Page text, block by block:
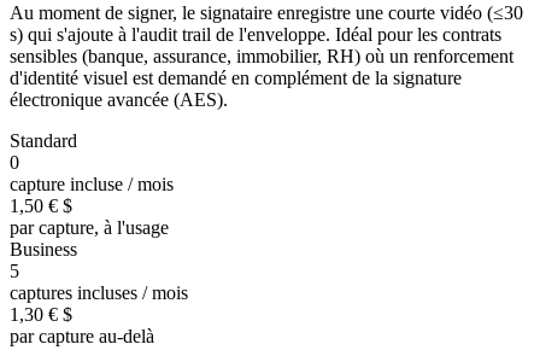
Au moment de signer, le signataire enregistre une courte vidéo (≤30
s) qui s'ajoute à l'audit trail de l'enveloppe. Idéal pour les contrats
sensibles (banque, assurance, immobilier, RH) où un renforcement
d'identité visuel est demandé en complément de la signature
électronique avancée (AES).
Standard
0
capture incluse / mois
1,50 € $
par capture, à l'usage
Business
5
captures incluses / mois
1,30 € $
par capture au-delà